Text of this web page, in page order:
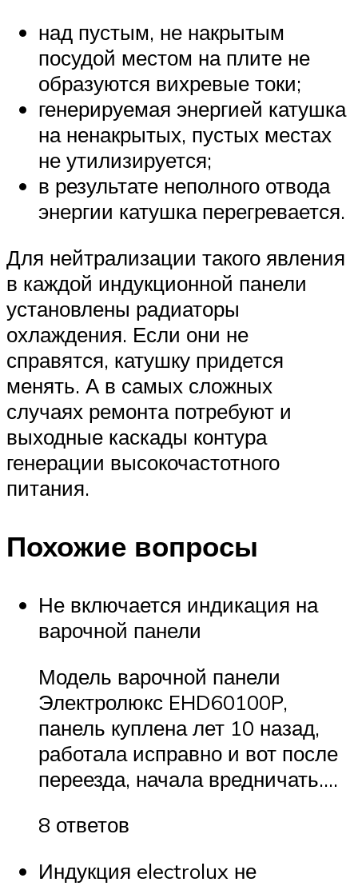
над пустым, не накрытым
посудой местом на плите не
образуются вихревые токи;
генерируемая энергией катушка
на ненакрытых, пустых местах
не утилизируется;
в результате неполного отвода
энергии катушка перегревается.
Для нейтрализации такого явления
в каждой индукционной панели
установлены радиаторы
охлаждения. Если они не
справятся, катушку придется
менять. А в самых сложных
случаях ремонта потребуют и
выходные каскады контура
генерации высокочастотного
питания.
Похожие вопросы
Не включается индикация на
варочной панели
Модель варочной панели
Электролюкс EHD60100P,
панель куплена лет 10 назад,
работала исправно и вот после
переезда, начала вредничать….
8 ответов
Индукция electrolux не